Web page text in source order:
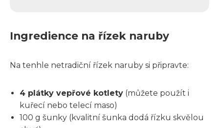
Ingredience na řízek naruby
Na tenhle netradiční řízek naruby si připravte:
4 plátky vepřové kotlety (můžete použít i
kuřecí nebo telecí maso)
100 g šunky (kvalitní šunka dodá řízku skvělou